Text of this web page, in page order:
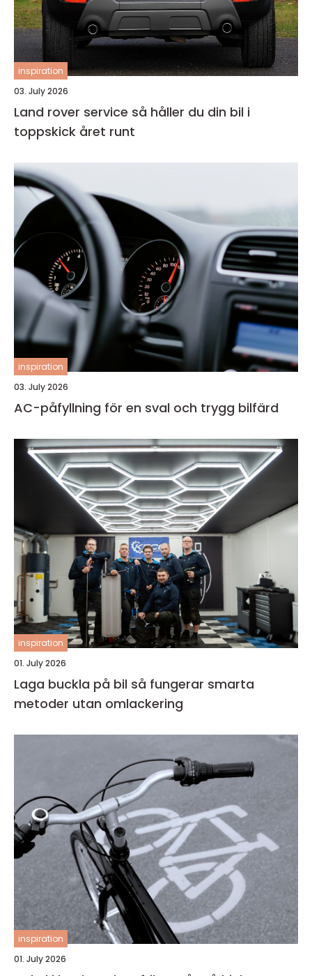
inspiration
03. July 2026
Land rover service så håller du din bil i
toppskick året runt
inspiration
03. July 2026
AC-påfyllning för en sval och trygg bilfärd
inspiration
01. July 2026
Laga buckla på bil så fungerar smarta
metoder utan omlackering
inspiration
01. July 2026